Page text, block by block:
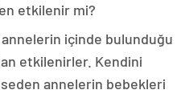
etkilenir mi?
içinde bulunduğu
etkilenirler. Kendini
annelerin bebekleri